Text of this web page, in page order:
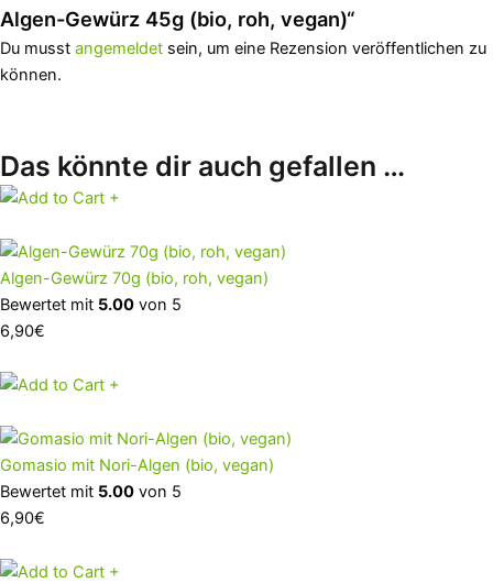
Algen-Gewürz 45g (bio, roh, vegan)“
Du musst angemeldet sein, um eine Rezension veröffentlichen zu
können.
Das könnte dir auch gefallen …
+
Algen-Gewürz 70g (bio, roh, vegan)
Bewertet mit 5.00 von 5
6,90€
+
Gomasio mit Nori-Algen (bio, vegan)
Bewertet mit 5.00 von 5
6,90€
+